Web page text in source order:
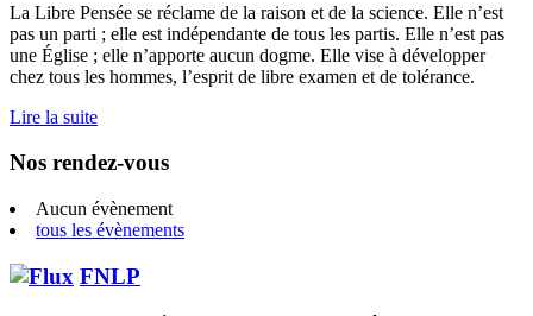
La Libre Pensée se réclame de la raison et de la science. Elle n’est
pas un parti ; elle est indépendante de tous les partis. Elle n’est pas
une Église ; elle n’apporte aucun dogme. Elle vise à développer
chez tous les hommes, l’esprit de libre examen et de tolérance.
Lire la suite
Nos rendez-vous
Aucun évènement
tous les évènements
FNLP